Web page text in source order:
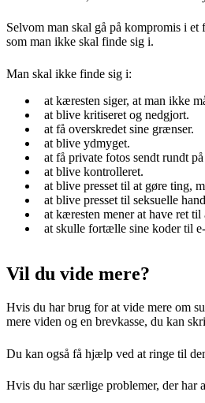
Selvom man skal gå på kompromis i
som man ikke skal finde sig i.
Man skal ikke finde sig i:
at kæresten siger, at man ikke
at blive kritiseret og
at få overskredet sine grænser.
at blive ydmyget.
at få private fotos sendt rundt
at blive kontrolleret.
at blive presset til at gøre ting,
at blive presset til seksuelle
at kæresten mener at have ret
at skulle fortælle sine koder til
Vil du vide mere?
Hvis du har brug for at vide mere om
mere viden og en brevkasse, du kan
Du kan også få hjælp ved at ringe til
Hvis du har særlige problemer, der har